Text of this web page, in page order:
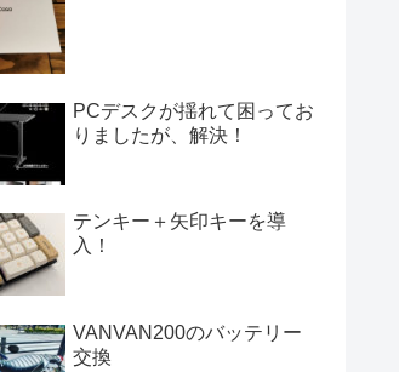
PCデスクが揺れて困ってお
りましたが、解決！
テンキー＋矢印キーを導
入！
VANVAN200のバッテリー
交換